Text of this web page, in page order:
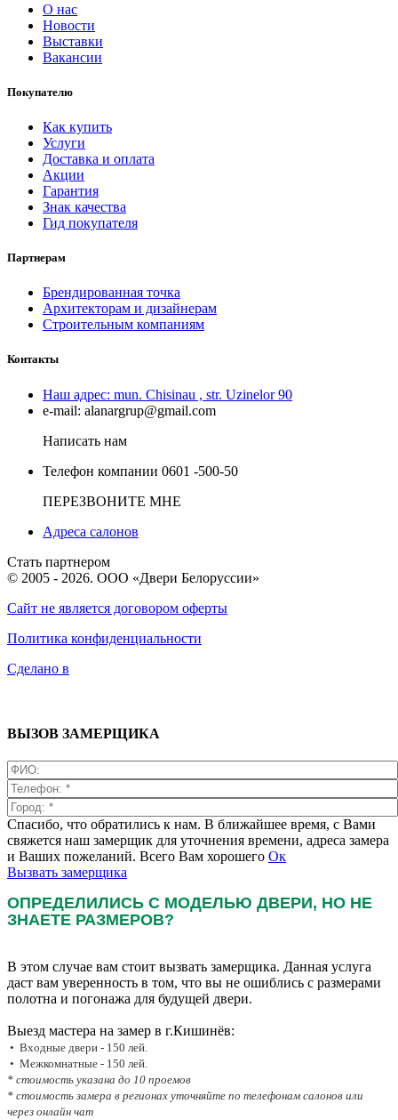
О нас
Новости
Выставки
Вакансии
Покупателю
Как купить
Услуги
Доставка и оплата
Акции
Гарантия
Знак качества
Гид покупателя
Партнерам
Брендированная точка
Архитекторам и дизайнерам
Строительным компаниям
Контакты
Наш адрес: mun. Chisinau , str. Uzinelor 90
e-mail: alanargrup@gmail.com
Написать нам
Телефон компании 0601 -500-50
ПЕРЕЗВОНИТЕ МНЕ
Адреса салонов
Стать партнером
© 2005 - 2026. ООО «Двери Белоруссии»
Сайт не является договором оферты
Политика конфиденциальности
Сделано в
ВЫЗОВ ЗАМЕРЩИКА
Спасибо, что обратились к нам. В ближайшее время, с Вами
свяжется наш замерщик для уточнения времени, адреса замера
и Ваших пожеланий. Всего Вам хорошего Ок
Вызвать замерщика
ОПРЕДЕЛИЛИСЬ С МОДЕЛЬЮ ДВЕРИ, НО НЕ
ЗНАЕТЕ РАЗМЕРОВ?
В этом случае вам стоит вызвать замерщика. Данная услуга
даст вам уверенность в том, что вы не ошиблись с размерами
полотна и погонажа для будущей двери.
Выезд мастера на замер в г.Кишинёв:
• Входные двери - 150 лей.
• Межкомнатные - 150 лей.
* стоимость указана до 10 проемов
* стоимость замера в регионах уточняйте по телефонам салонов или
через онлайн чат